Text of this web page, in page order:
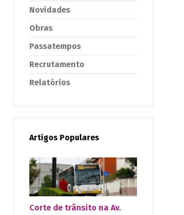
Novidades
Obras
Passatempos
Recrutamento
Relatórios
Artigos Populares
Corte de trânsito na Av.